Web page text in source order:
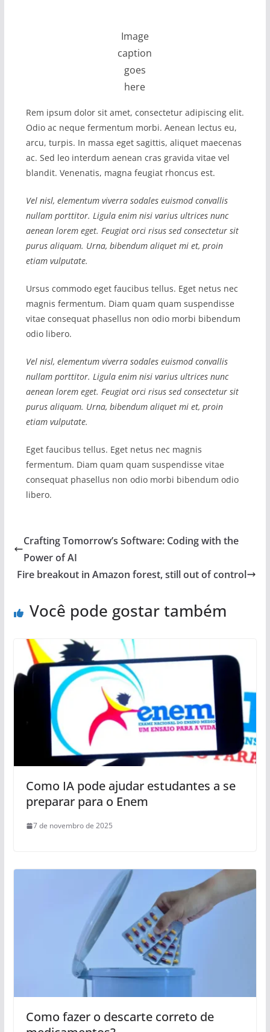
Image
caption
goes
here
Rem ipsum dolor sit amet, consectetur adipiscing elit.
Odio ac neque fermentum morbi. Aenean lectus eu,
arcu, turpis. In massa eget sagittis, aliquet maecenas
ac. Sed leo interdum aenean cras gravida vitae vel
blandit. Venenatis, magna feugiat rhoncus est.
Vel nisl, elementum viverra sodales euismod convallis
nullam porttitor. Ligula enim nisi varius ultrices nunc
aenean lorem eget. Feugiat orci risus sed consectetur sit
purus aliquam. Urna, bibendum aliquet mi et, proin
etiam vulputate.
Ursus commodo eget faucibus tellus. Eget netus nec
magnis fermentum. Diam quam quam suspendisse
vitae consequat phasellus non odio morbi bibendum
odio libero.
Vel nisl, elementum viverra sodales euismod convallis
nullam porttitor. Ligula enim nisi varius ultrices nunc
aenean lorem eget. Feugiat orci risus sed consectetur sit
purus aliquam. Urna, bibendum aliquet mi et, proin
etiam vulputate.
Eget faucibus tellus. Eget netus nec magnis
fermentum. Diam quam quam suspendisse vitae
consequat phasellus non odio morbi bibendum odio
libero.
Crafting Tomorrow’s Software: Coding with the
Power of AI
Fire breakout in Amazon forest, still out of control
Você pode gostar também
Como IA pode ajudar estudantes a se
preparar para o Enem
7 de novembro de 2025
Como fazer o descarte correto de